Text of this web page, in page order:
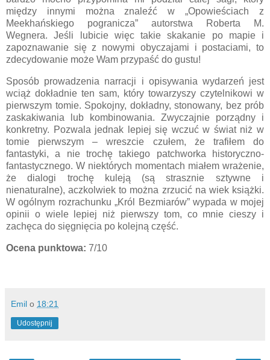
między innymi można znaleźć w „Opowieściach z
Meekhańskiego pogranicza” autorstwa Roberta M.
Wegnera. Jeśli lubicie więc takie skakanie po mapie i
zapoznawanie się z nowymi obyczajami i postaciami, to
zdecydowanie może Wam przypaść do gustu!
Sposób prowadzenia narracji i opisywania wydarzeń jest
wciąż dokładnie ten sam, który towarzyszy czytelnikowi w
pierwszym tomie. Spokojny, dokładny, stonowany, bez prób
zaskakiwania lub kombinowania. Zwyczajnie porządny i
konkretny. Pozwala jednak lepiej się wczuć w świat niż w
tomie pierwszym – wreszcie czułem, że trafiłem do
fantastyki, a nie trochę takiego patchworka historyczno-
fantastycznego. W niektórych momentach miałem wrażenie,
że dialogi trochę kuleją (są strasznie sztywne i
nienaturalne), aczkolwiek to można zrzucić na wiek książki.
W ogólnym rozrachunku „Król Bezmiarów” wypada w mojej
opinii o wiele lepiej niż pierwszy tom, co mnie cieszy i
zachęca do sięgnięcia po kolejną część.
Ocena punktowa: 7/10
Emil o 18:21
Udostępnij